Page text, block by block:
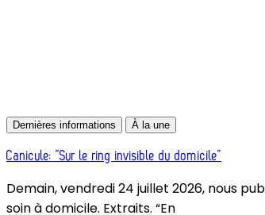
Dernières informations À la une
Canicule: “Sur le ring invisible du domicile”
Demain, vendredi 24 juillet 2026, nous
soin à domicile. Extraits. “En